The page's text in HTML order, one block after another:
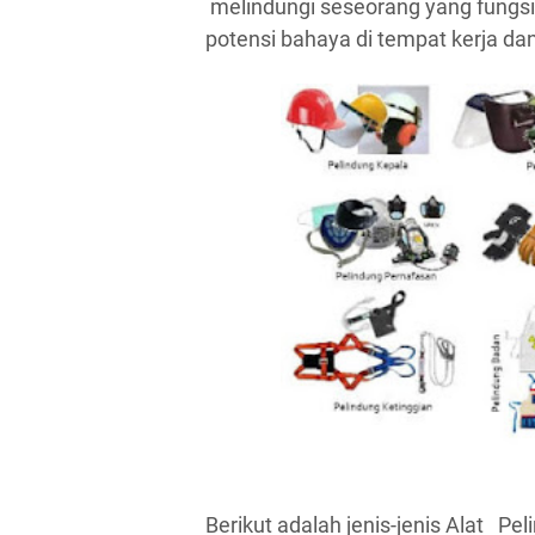
melindungi seseorang yang
potensi bahaya di tempat kerja
Berikut adalah jenis-jenis Alat